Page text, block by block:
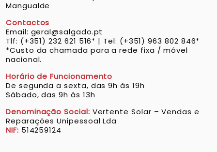
Mangualde
Contactos
Email: geral@salgado.pt
Tlf: (+351) 232 621 516* | Tel: (+351) 963 802 846*
*Custo da chamada para a rede fixa / móvel
nacional.
Horário de Funcionamento
De segunda a sexta, das 9h às 19h
Sábado, das 9h às 13h
Denominação Social: Vertente Solar – Vendas e
Reparações Unipessoal Lda
NIF: 514259124